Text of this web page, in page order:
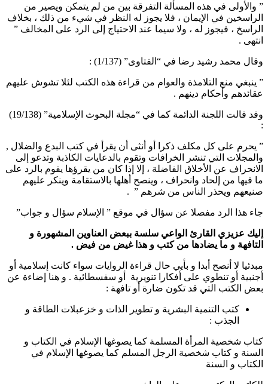
” والأولى في هذه المسألة التفرقة بين من لم يتمكن ويصير من
الراسخين في الإيمان ، فلا يجوز له النظر في شيء من ذلك ، بخلاف
الراسخ ، فيجوز له ، ولا سيما عند الاحتياج إلى الرد على المخالف ”
انتهى .
وقال محمد رشيد رضا في “الفتاوى” (1/137) :
” ينبغي منع التلامذة والعوام من قراءة هذه الكتب لئلا تشوش عليهم
عقائدهم وأحكام دينهم .
وقد قالت اللجنة الدائمة كما في “مجلة البحوث الإسلامية” (19/138)
:
” يحرم على كل مكلف ذكرا أو أنثى أن يقرأ في كتب البدع والضلال ,
والمجلات التي تنشر الخرافات وتقوم بالدعايات الكاذبة وتدعو إلى
الانحراف عن الأخلاق الفاضلة ، إلا إذا كان من يقرؤها يقوم بالرد على
ما فيها من إلحاد وانحراف ، وينصح أهلها بالاستقامة وينكر عليهم
صنيعهم ويحذر الناس من شرهم ” .
جاء هذا الرد مفصلا عن سؤال في موقع ” الإسلام سؤال و جواب”
إليك عزيزي القارئ الواعي سلسة ببعض العناوين المشهورة و
التافهة و ما يضادها من كتب و هذا غيض من فيض .
مبدئيا لا أنصح أبدا و بأيي حال قراءة الروايات سواء كانت إسلامية أو
أجنبية أو تنطوي على أفكارا تنويرية أو سفسطائية . و هنا إضاءة عن
بعض الكتب التي قد تكون ضارة أو تافهة :
كتب التنمية البشرية و تطوير الذات و خزعبلات الطاقة و
الجذب :
كتاب شخصية المرأة المسلمة كما يصوغها الإسلام في الكتاب و
السنة و كتاب شخصية الرجل المسلم كما يصوغها الإسلام في
الكتاب و السنة